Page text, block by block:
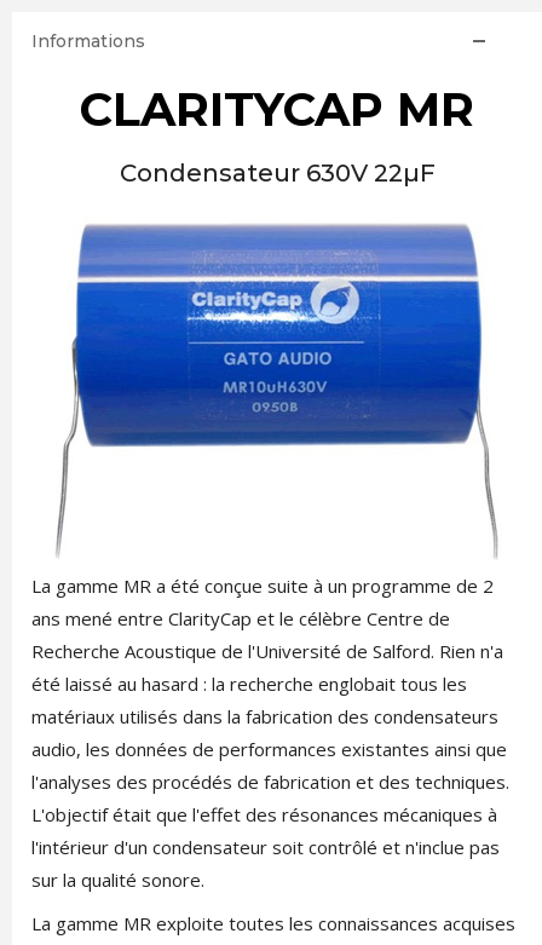
Informations
CLARITYCAP MR
Condensateur 630V 22µF
La gamme MR a été conçue suite à un programme de 2
ans mené entre ClarityCap et le célèbre Centre de
Recherche Acoustique de l'Université de Salford. Rien n'a
été laissé au hasard : la recherche englobait tous les
matériaux utilisés dans la fabrication des condensateurs
audio, les données de performances existantes ainsi que
l'analyses des procédés de fabrication et des techniques.
L'objectif était que l'effet des résonances mécaniques à
l'intérieur d'un condensateur soit contrôlé et n'inclue pas
sur la qualité sonore.
La gamme MR exploite toutes les connaissances acquises